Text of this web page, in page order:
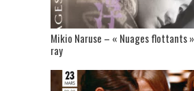
Mikio Naruse – « Nuages flottants
ray